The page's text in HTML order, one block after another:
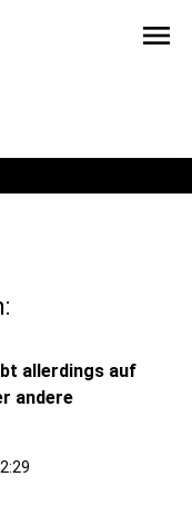
menu
allerdings auf
andere